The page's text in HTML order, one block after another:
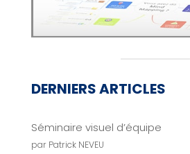
DERNIERS ARTICLES
Séminaire visuel d’équipe
par Patrick NEVEU